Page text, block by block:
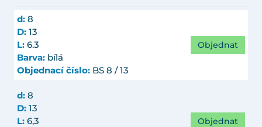
d: 8
D: 13
L: 6.3
Barva: bílá
Objednací číslo: BS 8 / 13
Objednat
d: 8
D: 13
L: 6,3
Objednat